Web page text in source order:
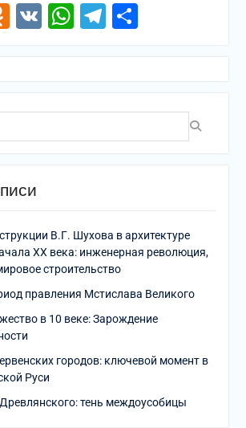
Odnoklassniki
VKWhatsApp
Telegram
В.Г. Шухова в архитектуре
XX века: инженерная революция,
строительство
правления Мстислава Великого
в 10 веке: Зарождение
городов: ключевой момент в
Руси
тень междоусобицы